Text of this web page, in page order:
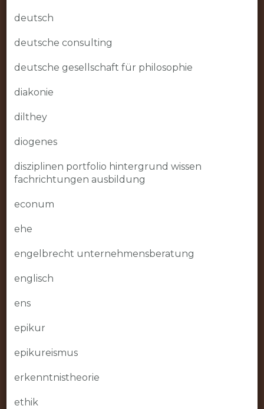
deutsch
deutsche consulting
deutsche gesellschaft für philosophie
diakonie
dilthey
diogenes
disziplinen portfolio hintergrund wissen
fachrichtungen ausbildung
econum
ehe
engelbrecht unternehmensberatung
englisch
ens
epikur
epikureismus
erkenntnistheorie
ethik